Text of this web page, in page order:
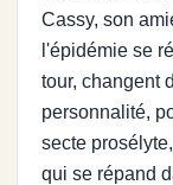
Cassy, son
l'épidémie se
tour, changent
personnalité,
secte prosélyte,
qui se répand